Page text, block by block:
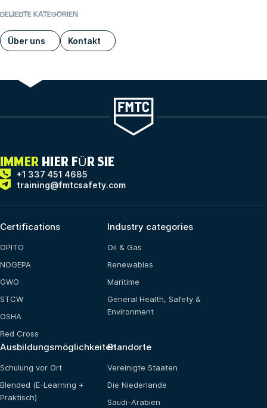
BELIEBTE KATEGORIEN
Über uns Kontakt
IMMER HIER FÜR SIE
+1 337 451 4685
training@fmtcsafety.com
Certifications
OPITO
NOGEPA
GWO
STCW
OSHA
Red Cross
Industry categories
Oil & Gas
Renewables
Maritime
General Health, Safety &
Environment
Ausbildungsmöglichkeiten
Schulung vor Ort
Blended (E-Learning +
Praktisch)
Standorte
Vereinigte Staaten
Die Niederlande
Saudi-Arabien